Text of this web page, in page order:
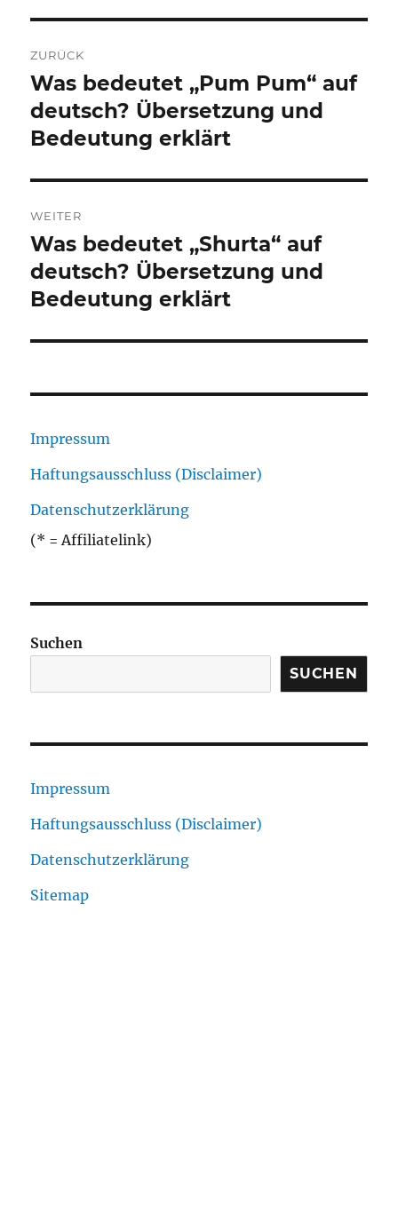
ZURÜCK
Vorheriger
Beitrag:
Was bedeutet „Pum Pum“ auf
deutsch? Übersetzung und
Bedeutung erklärt
WEITER
Nächster
Beitrag:
Was bedeutet „Shurta“ auf
deutsch? Übersetzung und
Bedeutung erklärt
Impressum
Haftungsausschluss (Disclaimer)
Datenschutzerklärung
(* = Affiliatelink)
Suchen
SUCHEN
Impressum
Haftungsausschluss (Disclaimer)
Datenschutzerklärung
Sitemap